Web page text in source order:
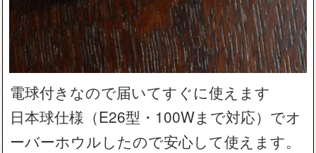
電球付きなので届いてすぐに使えます
日本球仕様（E26型・100Wまで対応）でオ
ーバーホウルしたので安心して使えます。